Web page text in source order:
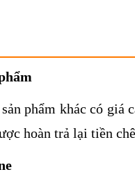
phẩm khác có
hoàn trả lại tiền